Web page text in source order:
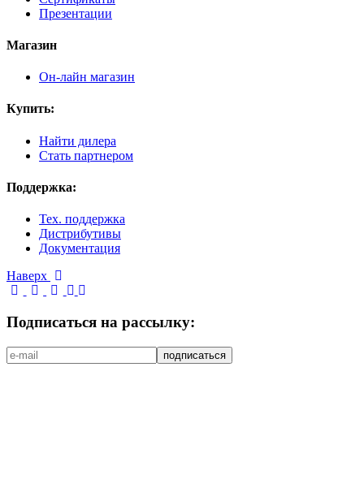
Презентации
Магазин
Он-лайн магазин
Купить:
Найти дилера
Стать партнером
Поддержка:
Тех. поддержка
Дистрибутивы
Документация
Наверх
Подписаться на рассылку: